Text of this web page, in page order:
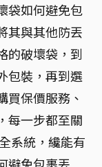
袋如何避免包
其與其他防丟
的破壞袋，到
包裝，再到選
買保價服務、
每一步都至關
系統，纔能有